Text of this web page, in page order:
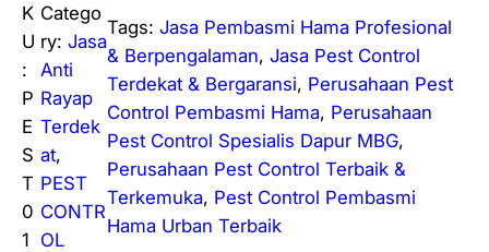
K
U
:
P
E
S
T
0
1
Catego
ry: Jasa
Anti
Rayap
Terdek
at
PEST
CONTR
OL
Tags:Jasa Pembasmi Hama Profesional
& Berpengalaman, Jasa Pest Control
Terdekat & Bergaransi, Perusahaan Pest
Control Pembasmi Hama, Perusahaan
Pest Control Spesialis Dapur MBG
Perusahaan Pest Control Terbaik &
Terkemuka, Pest Control Pembasmi
Hama Urban Terbaik